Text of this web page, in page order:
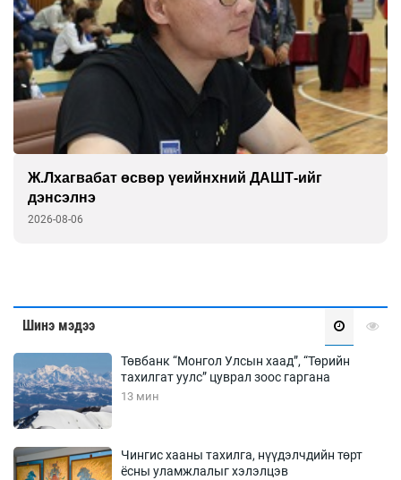
Ж.Лхагвабат өсвөр үеийнхний ДАШТ-ийг
дэнсэлнэ
2026-08-06
Шинэ мэдээ
Төвбанк “Монгол Улсын хаад”, “Төрийн
тахилгат уулс” цуврал зоос гаргана
13 мин
Чингис хааны тахилга, нүүдэлчдийн төрт
ёсны уламжлалыг хэлэлцэв